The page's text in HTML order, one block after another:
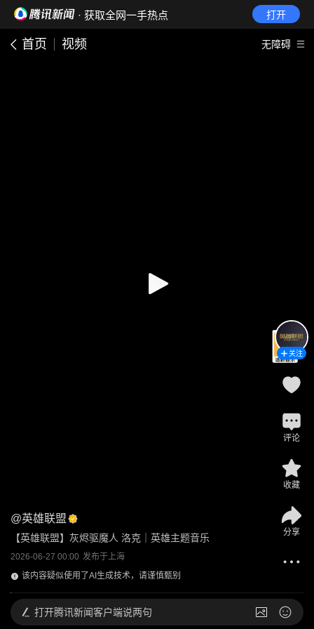
· 获取全网一手热点 打开
首页 视频 无障碍
@英雄联盟
【英雄联盟】灰烬驱魔人 洛克｜英雄主题音乐
2026-06-27 00:00 发布于上海
该内容疑似使用了AI生成技术，请谨慎甄别
关注
评论
收藏
分享
打开腾讯新闻客户端说两句